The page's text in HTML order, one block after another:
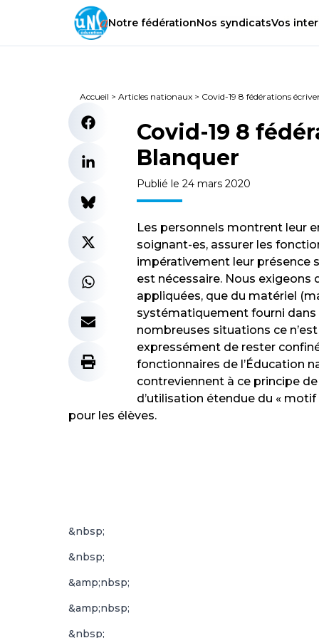
Notre fédérationNos syndicatsVos
Accueil > Articles nationaux > Covid-19 8 fédérations
Covid-19 8
Blanquer
Publié le 24 mars 2020
Les personnels montrent leur
soignant-es, assurer les
impérativement leur présence
est nécessaire. Nous
appliquées, que du matériel
systématiquement fourni dans
nombreuses situations ce
expressément de rester
fonctionnaires de l’Éducation
contreviennent à ce principe
d’utilisation étendue du «
pour les élèves.
&nbsp;
&nbsp;
&amp;nbsp;
&amp;nbsp;
&nbsp;